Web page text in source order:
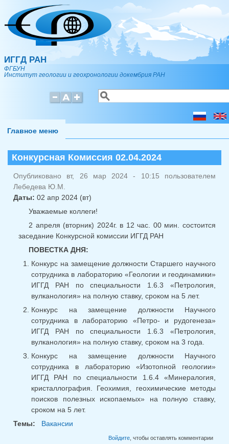
Перейти к основному содержанию
ИГГД РАН
ФГБУН
Институт геологии и геохронологии докембрия РАН
Форма поиска
Поиск
Главное меню
Конкурсная Комиссия 02.04.2024
Опубликовано вт, 26 мар 2024 - 10:15 пользователем
Лебедева Ю.М.
Даты: 02 апр 2024 (вт)
Уважаемые коллеги!
2 апреля (вторник) 2024г. в 12 час. 00 мин. состоится
заседание Конкурсной комиссии ИГГД РАН
ПОВЕСТКА ДНЯ:
Конкурс на замещение должности Старшего научного
сотрудника в лабораторию «Геологии и геодинамики»
ИГГД РАН по специальности 1.6.3 «Петрология,
вулканология» на полную ставку, сроком на 5 лет.
Конкурс на замещение должности Научного
сотрудника в лабораторию «Петро- и рудогенеза»
ИГГД РАН по специальности 1.6.3 «Петрология,
вулканология» на полную ставку, сроком на 3 года.
Конкурс на замещение должности Научного
сотрудника в лабораторию «Изотопной геологии»
ИГГД РАН по специальности 1.6.4 «Минералогия,
кристаллография. Геохимия, геохимические методы
поисков полезных ископаемых» на полную ставку,
сроком на 5 лет.
Темы:
Вакансии
Войдите, чтобы оставлять комментарии